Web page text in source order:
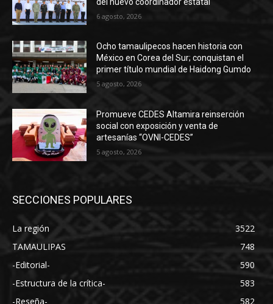
6 agosto, 2026
Ocho tamaulipecos hacen historia con
México en Corea del Sur; conquistan el
primer título mundial de Haidong Gumdo
5 agosto, 2026
Promueve CEDES Altamira reinserción
social con exposición y venta de
artesanías “OVNI-CEDES”
5 agosto, 2026
SECCIONES POPULARES
La región
3522
TAMAULIPAS
748
-Editorial-
590
-Estructura de la crítica-
583
-Reseña-
582